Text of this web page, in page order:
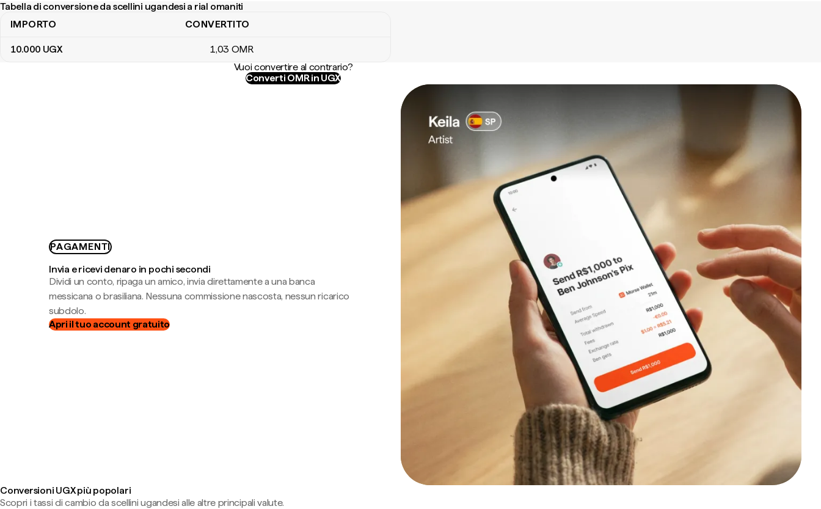
Tabella di conversione da scellini ugandesi a rial omaniti
Tabella di conversione da scellini ugandesi a rial omaniti
IMPORTO CONVERTITO
10.000 UGX 1,03 OMR
Vuoi convertire al contrario?
Converti OMR in UGX
PAGAMENTI
Invia e ricevi denaro in pochi secondi
Dividi un conto, ripaga un amico, invia direttamente a una banca
messicana o brasiliana. Nessuna commissione nascosta, nessun ricarico
subdolo.
Apri il tuo account gratuito
Conversioni UGX più popolari
Scopri i tassi di cambio da scellini ugandesi alle altre principali valute.